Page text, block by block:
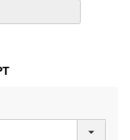
額です。